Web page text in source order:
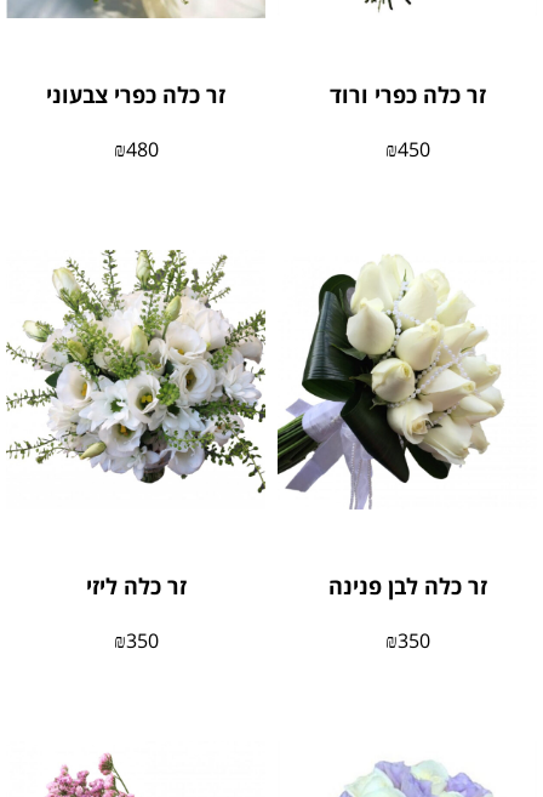
זר כלה כפרי ורוד
₪450
זר כלה כפרי צבעוני
₪480
זר כלה לבן פנינה
₪350
זר כלה ליזי
₪350